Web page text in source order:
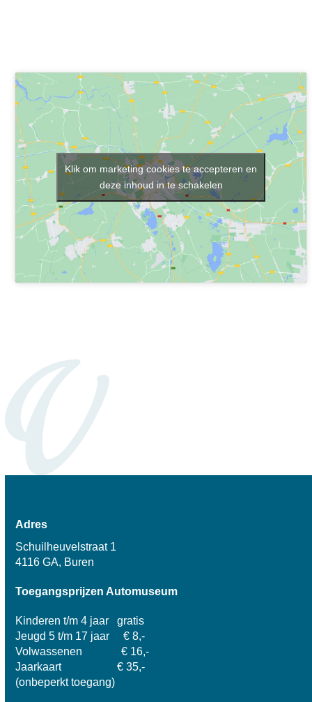
Klik om marketing cookies te accepteren en
deze inhoud in te schakelen
Adres
Schuilheuvelstraat 1
4116 GA, Buren
Toegangsprijzen Automuseum
Kinderen t/m 4 jaar gratis
Jeugd 5 t/m 17 jaar € 8,-
Volwassenen € 16,-
Jaarkaart € 35,-
(onbeperkt toegang)